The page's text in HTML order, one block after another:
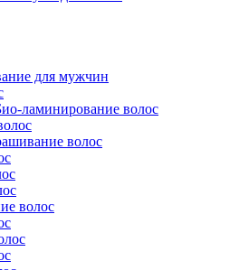
для мужчин
ламинирование волос
волос
волос